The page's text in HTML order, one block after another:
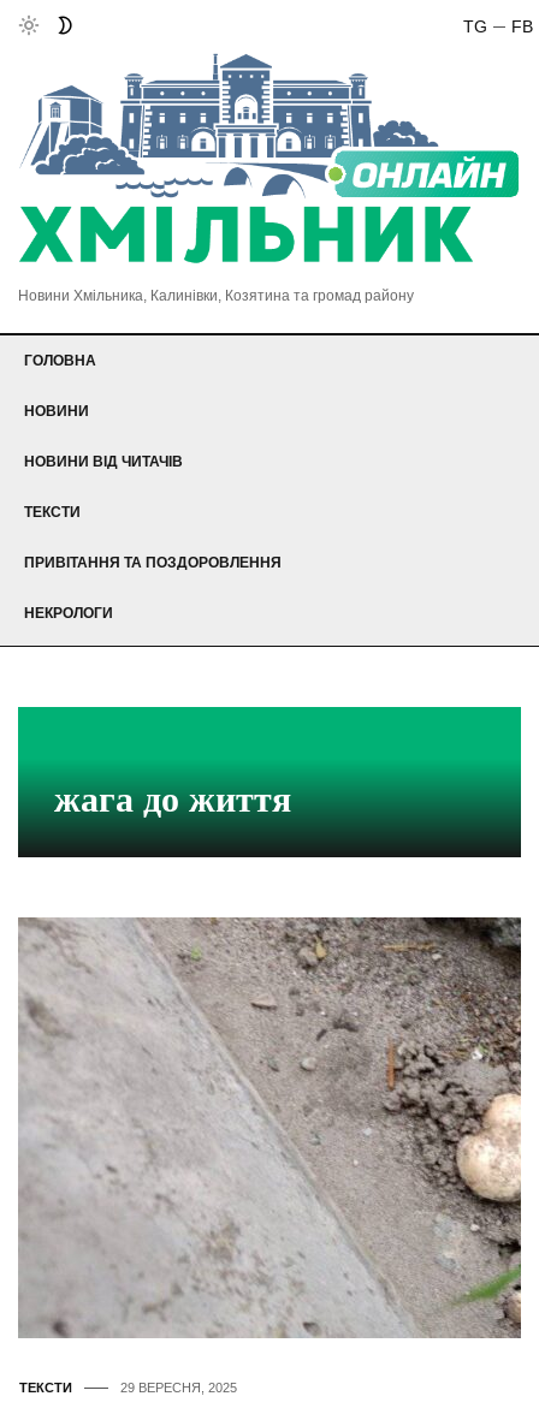
FB
TG
Новини Хмільника, Калинівки, Козятина та громад району
ГОЛОВНА
НОВИНИ
НОВИНИ ВІД ЧИТАЧІВ
ТЕКСТИ
ПРИВІТАННЯ ТА ПОЗДОРОВЛЕННЯ
НЕКРОЛОГИ
жага до життя
ТЕКСТИ 29 ВЕРЕСНЯ, 2025